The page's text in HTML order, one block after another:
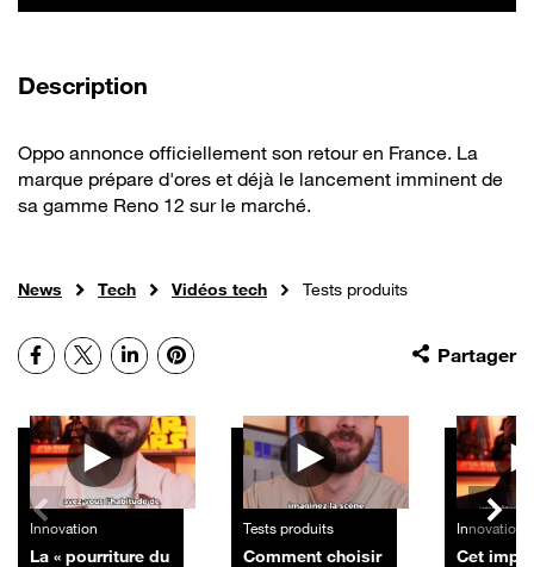
Description
Oppo annonce officiellement son retour en France. La
marque prépare d'ores et déjà le lancement imminent de
sa gamme Reno 12 sur le marché.
News Tech Vidéos tech Tests produits
Partager
Facebook
X LinkedInPinterest
Autres vidéos
Innovation
La « pourriture du
Tests produits
Comment choisir
Innovation
Cet